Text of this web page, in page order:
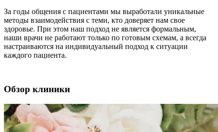
За годы общения с пациентами мы выработали уникальные
методы взаимодействия с теми, кто доверяет нам свое
здоровье. При этом наш подход не является формальным,
наши врачи не работают только по готовым схемам, а всегда
настраиваются на индивидуальный подход к ситуации
каждого пациента.
Обзор клиники